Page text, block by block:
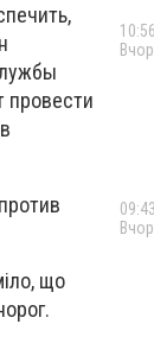
провести
що
10:56
09:43